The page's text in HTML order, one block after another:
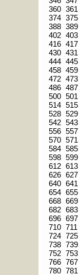
360 361
374 375
388 389
402 403
416 417
430 431
444 445
458 459
472 473
486 487
500 501
514 515
528 529
542 543
556 557
570 571
584 585
598 599
612 613
626 627
640 641
654 655
668 669
682 683
696 697
710 711
724 725
738 739
752 753
766 767
780 781